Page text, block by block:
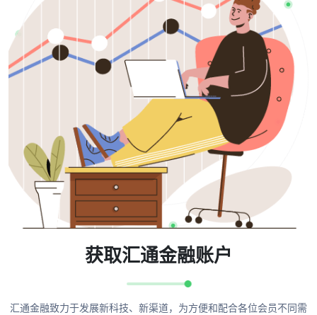
获取汇通金融账户
汇通金融致力于发展新科技、新渠道，为方便和配合各位会员不同需